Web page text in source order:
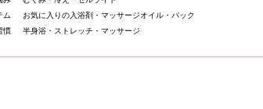
ム
お気に入りの入浴剤・マッサージオイル・パック
慣
半身浴・ストレッチ・マッサージ